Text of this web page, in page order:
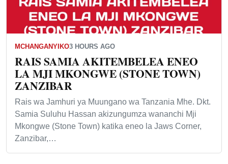
MCHANGANYIKO3 HOURS AGO
RAIS SAMIA AKITEMBELEA ENEO
LA MJI MKONGWE (STONE TOWN)
ZANZIBAR
Rais wa Jamhuri ya Muungano wa Tanzania Mhe. Dkt.
Samia Suluhu Hassan akizungumza wananchi Mji
Mkongwe (Stone Town) katika eneo la Jaws Corner,
Zanzibar,…